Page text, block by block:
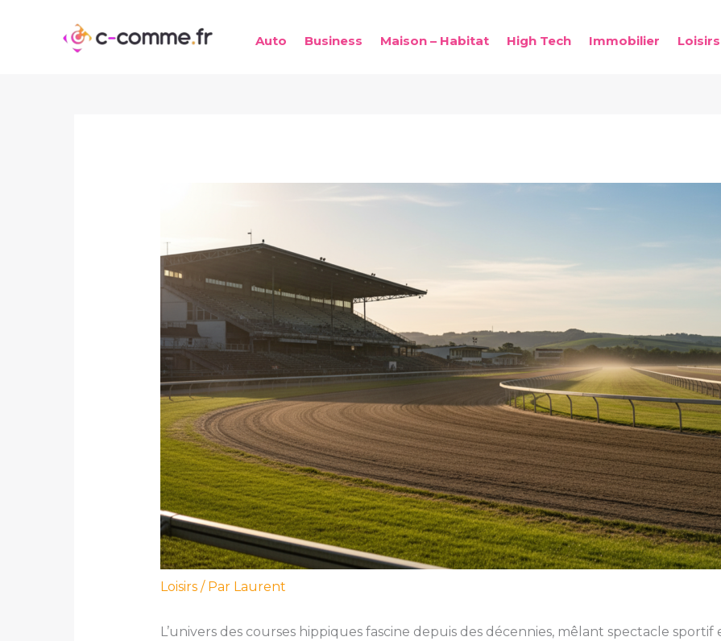
Auto Business Maison – Habitat High Tech Immobilier Loisirs
Loisirs/ Par Laurent
L’univers des courses hippiques fascine depuis des décennies, mêlant spectacle